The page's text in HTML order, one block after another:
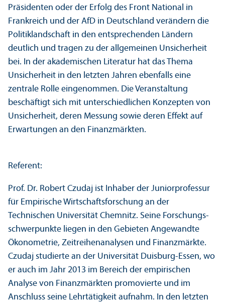
Präsidenten oder der Erfolg des Front National in
Frankreich und der AfD in Deutschland verändern die
Politiklandschaft in den entsprechenden Ländern
deutlich und tragen zu der allgemeinen Unsicherheit
bei. In der akademischen Literatur hat das Thema
Unsicherheit in den letzten Jahren ebenfalls eine
zentrale Rolle eingenommen. Die Veranstaltung
beschäftigt sich mit unter­schiedlichen Konzepten von
Unsicherheit, deren Messung sowie deren Effekt auf
Erwartungen an den Finanz­märkten.
Referent:
Prof. Dr. Robert Czudaj ist Inhaber der Junior­professur
für Empirische Wirtschafts­forschung an der
Technischen Universität Chemnitz. Seine Forschungs­
schwerpunkte liegen in den Gebieten Angewandte
Ökonometrie, Zeitreihenanalysen und Finanz­märkte.
Czudaj studierte an der Universität Duisburg-Essen, wo
er auch im Jahr 2013 im Bereich der empirischen
Analyse von Finanz­märkten promovierte und im
Anschluss seine Lehr­tätigkeit aufnahm. In den letzten